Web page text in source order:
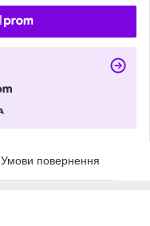
Умови повернення